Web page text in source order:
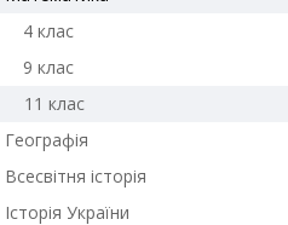
4 клас
9 клас
11 клас
Географія
Всесвітня історія
Історія України